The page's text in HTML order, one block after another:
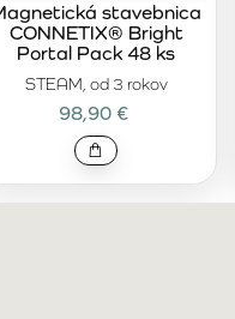
STEAM, od 3 rokov
stavebnica
CONNETIX® Bright
Portal Pack 48 ks
98,90 €